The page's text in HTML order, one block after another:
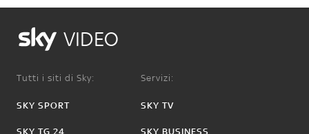
VIDEO
Tutti i siti di Sky:
SKY SPORT
SKY TG 24
Servizi:
SKY TV
SKY BUSINESS